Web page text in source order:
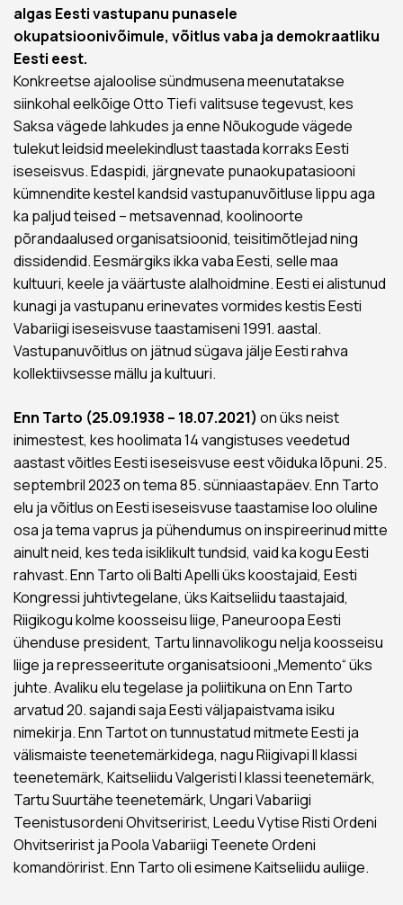
algas Eesti vastupanu punasele
okupatsioonivõimule, võitlus vaba ja demokraatliku
Eesti eest.
Konkreetse ajaloolise sündmusena meenutatakse
siinkohal eelkõige Otto Tiefi valitsuse tegevust, kes
Saksa vägede lahkudes ja enne Nõukogude vägede
tulekut leidsid meelekindlust taastada korraks Eesti
iseseisvus. Edaspidi, järgnevate punaokupatasiooni
kümnendite kestel kandsid vastupanuvõitluse lippu aga
ka paljud teised – metsavennad, koolinoorte
põrandaalused organisatsioonid, teisitimõtlejad ning
dissidendid. Eesmärgiks ikka vaba Eesti, selle maa
kultuuri, keele ja väärtuste alalhoidmine. Eesti ei alistunud
kunagi ja vastupanu erinevates vormides kestis Eesti
Vabariigi iseseisvuse taastamiseni 1991. aastal.
Vastupanuvõitlus on jätnud sügava jälje Eesti rahva
kollektiivsesse mällu ja kultuuri.
Enn Tarto (25.09.1938 – 18.07.2021) on üks neist
inimestest, kes hoolimata 14 vangistuses veedetud
aastast võitles Eesti iseseisvuse eest võiduka lõpuni. 25.
septembril 2023 on tema 85. sünniaastapäev. Enn Tarto
elu ja võitlus on Eesti iseseisvuse taastamise loo oluline
osa ja tema vaprus ja pühendumus on inspireerinud mitte
ainult neid, kes teda isiklikult tundsid, vaid ka kogu Eesti
rahvast. Enn Tarto oli Balti Apelli üks koostajaid, Eesti
Kongressi juhtivtegelane, üks Kaitseliidu taastajaid,
Riigikogu kolme koosseisu liige, Paneuroopa Eesti
ühenduse president, Tartu linnavolikogu nelja koosseisu
liige ja represseeritute organisatsiooni „Memento“ üks
juhte. Avaliku elu tegelase ja poliitikuna on Enn Tarto
arvatud 20. sajandi saja Eesti väljapaistvama isiku
nimekirja. Enn Tartot on tunnustatud mitmete Eesti ja
välismaiste teenetemärkidega, nagu Riigivapi II klassi
teenetemärk, Kaitseliidu Valgeristi I klassi teenetemärk,
Tartu Suurtähe teenetemärk, Ungari Vabariigi
Teenistusordeni Ohvitseririst, Leedu Vytise Risti Ordeni
Ohvitseririst ja Poola Vabariigi Teenete Ordeni
komandöririst. Enn Tarto oli esimene Kaitseliidu auliige.